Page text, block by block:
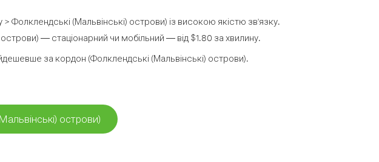
Фолклендські (Мальвінські) острови) із високою якістю зв'язку.
— стаціонарний чи мобільний — від $1.80 за хвилину.
за кордон (Фолклендські (Мальвінські) острови).
острови)